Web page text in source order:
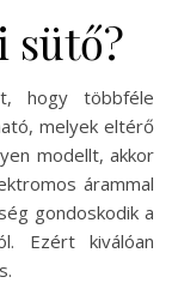
sütő?
hogy többféle
melyek eltérő
modellt, akkor
árammal
gondoskodik a
Ezért kiválóan